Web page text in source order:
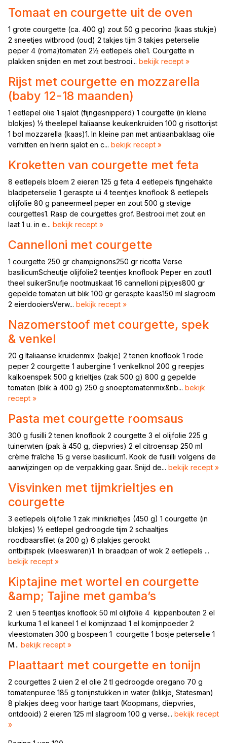
Tomaat en courgette uit de oven
1 grote courgette (ca. 400 g) zout 50 g pecorino (kaas stukje)
2 sneetjes witbrood (oud) 2 takjes tijm 3 takjes peterselie
peper 4 (roma)tomaten 2½ eetlepels olie1. Courgette in
plakken snijden en met zout bestrooi... bekijk recept »
Rijst met courgette en mozzarella
(baby 12-18 maanden)
1 eetlepel olie 1 sjalot (fijngesnipperd) 1 courgette (in kleine
blokjes) ½ theelepel Italiaanse keukenkruiden 100 g risottorijst
1 bol mozzarella (kaas)1. In kleine pan met antiaanbaklaag olie
verhitten en hierin sjalot en c... bekijk recept »
Kroketten van courgette met feta
8 eetlepels bloem 2 eieren 125 g feta 4 eetlepels fijngehakte
bladpeterselie 1 geraspte ui 4 teentjes knoflook 8 eetlepels
olijfolie 80 g paneermeel peper en zout 500 g stevige
courgettes1. Rasp de courgettes grof. Bestrooi met zout en
laat 1 u. in e... bekijk recept »
Cannelloni met courgette
1 courgette 250 gr champignons250 gr ricotta Verse
basilicumScheutje olijfolie2 teentjes knoflook Peper en zout1
theel suikerSnufje nootmuskaat 16 cannelloni pijpjes800 gr
gepelde tomaten uit blik 100 gr geraspte kaas150 ml slagroom
2 eierdooiersVerw... bekijk recept »
Nazomerstoof met courgette, spek
& venkel
20 g Italiaanse kruidenmix (bakje) 2 tenen knoflook 1 rode
peper 2 courgette 1 aubergine 1 venkelknol 200 g reepjes
kalkoenspek 500 g krieltjes (zak 500 g) 800 g gepelde
tomaten (blik à 400 g) 250 g snoeptomatenmix&nb... bekijk
recept »
Pasta met courgette roomsaus
300 g fusilli 2 tenen knoflook 2 courgette 3 el olijfolie 225 g
tuinerwten (pak à 450 g, diepvries) 2 el citroensap 250 ml
crème fraîche 15 g verse basilicum1. Kook de fusilli volgens de
aanwijzingen op de verpakking gaar. Snijd de... bekijk recept »
Visvinken met tijmkrieltjes en
courgette
3 eetlepels olijfolie 1 zak minikrieltjes (450 g) 1 courgette (in
blokjes) ½ eetlepel gedroogde tijm 2 schaaltjes
roodbaarsfilet (a 200 g) 6 plakjes gerookt
ontbijtspek (vleeswaren)1. In braadpan of wok 2 eetlepels ...
bekijk recept »
Kiptajine met wortel en courgette
&amp; Tajine met gamba’s
2 uien 5 teentjes knoflook 50 ml olijfolie 4 kippenbouten 2 el
kurkuma 1 el kaneel 1 el komijnzaad 1 el komijnpoeder 2
vleestomaten 300 g bospeen 1 courgette 1 bosje peterselie 1
M... bekijk recept »
Plaattaart met courgette en tonijn
2 courgettes 2 uien 2 el olie 2 tl gedroogde oregano 70 g
tomatenpuree 185 g tonijnstukken in water (blikje, Statesman)
8 plakjes deeg voor hartige taart (Koopmans, diepvries,
ontdooid) 2 eieren 125 ml slagroom 100 g verse... bekijk recept
»